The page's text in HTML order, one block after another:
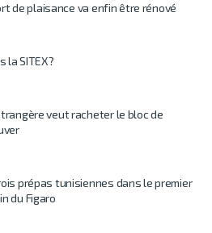
de plaisance va enfin être rénové
la SITEX?
veut racheter le bloc de
prépas tunisiennes dans le premier
du Figaro